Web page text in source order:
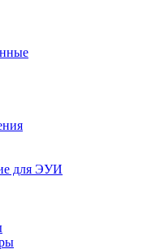
для ЭУИ